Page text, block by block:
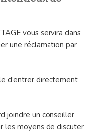
vous servira dans
une réclamation par
d’entrer directement
joindre un conseiller
les moyens de discuter